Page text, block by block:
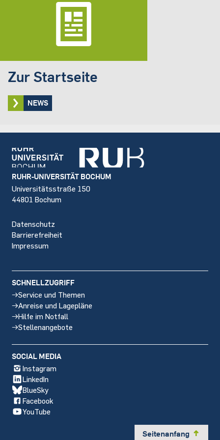
Zur Startseite
NEWS
Footer
RUHR-UNIVERSITÄT BOCHUM
Universitätsstraße 150
44801 Bochum
Datenschutz
Barrierefreiheit
Impressum
SCHNELLZUGRIFF
Service und Themen
Anreise und Lagepläne
Hilfe im Notfall
Stellenangebote
SOCIAL MEDIA
Instagram
LinkedIn
BlueSky
Facebook
YouTube
Seitenanfang y